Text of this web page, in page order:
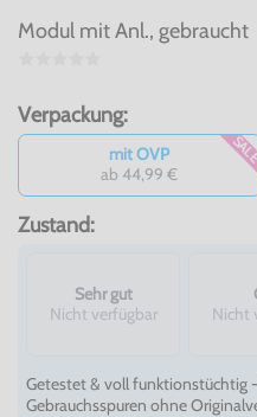
Modul mit Anl., gebraucht
Verpackung:
mit OVP
ab 44,99 €
Zustand:
Sehr gut
Nicht verfügbar
Nicht
Getestet & voll funktionstüchtig
Gebrauchsspuren ohne